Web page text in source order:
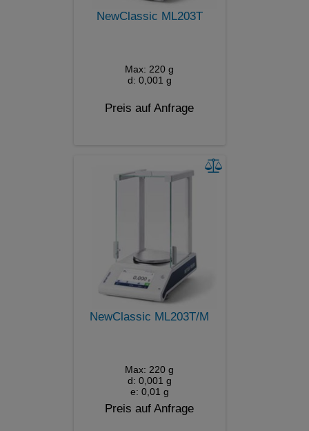
NewClassic ML203T
Max: 220 g
d: 0,001 g
Preis auf Anfrage
NewClassic ML203T/M
Max: 220 g
d: 0,001 g
e: 0,01 g
Preis auf Anfrage